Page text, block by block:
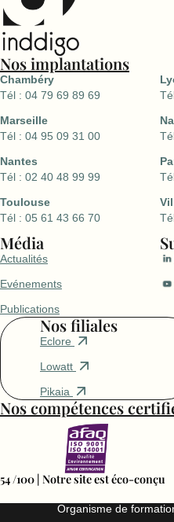
Nos implantations
Chambéry
Tél : 04 79 69 89 69
Marseille
Tél : 04 95 09 31 00
Nantes
Tél : 02 40 48 99 99
Toulouse
Tél : 05 61 43 66 70
Média
Actualités
Evénements
Publications
Nos filiales
Eclore
Lowatt
Pikaia
Nos compétences
54 /100 | Notre site est éco-conçu
Organisme de